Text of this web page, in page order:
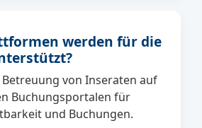
werden für die
von Inseraten auf
Buchungsportalen für
und Buchungen.